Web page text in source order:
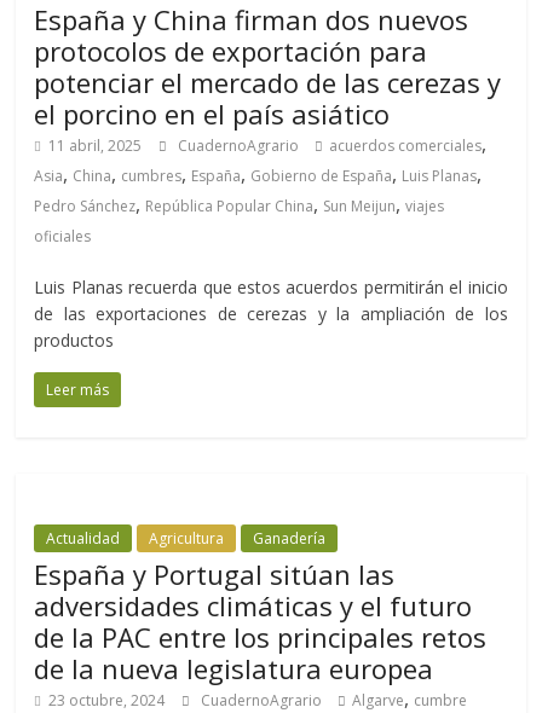
España y China firman dos nuevos
protocolos de exportación para
potenciar el mercado de las cerezas y
el porcino en el país asiático
11 abril, 2025 CuadernoAgrario acuerdos comerciales,
Asia, China, cumbres, España, Gobierno de España, Luis Planas,
Pedro Sánchez, República Popular China, Sun Meijun,viajes
oficiales
Luis Planas recuerda que estos acuerdos permitirán el inicio
de las exportaciones de cerezas y la ampliación de los
productos
Leer más
Actualidad Agricultura Ganadería
España y Portugal sitúan las
adversidades climáticas y el futuro
de la PAC entre los principales retos
de la nueva legislatura europea
23 octubre, 2024 CuadernoAgrario Algarve, cumbre